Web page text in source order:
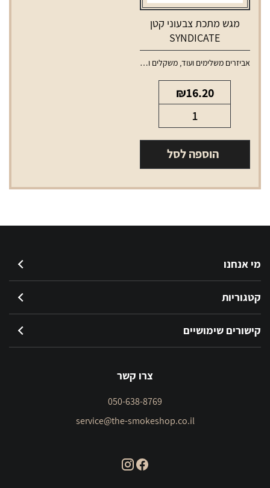
מגש מתכת צבעוני קטן
SYNDICATE
אביזרים משלימים ועוד, משקלים ומגשים
₪16.20
של
מגש
מתכת
הוספה לסל
מי אנחנו
קטגוריות
קישורים שימושיים
צרו קשר
050-638-8769
service@the-smokeshop.co.il